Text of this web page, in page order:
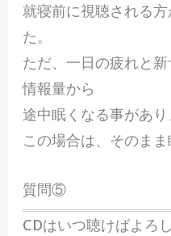
就寝前に視聴される
た。
ただ、一日の疲れと
情報量から
途中眠くなる事があり
この場合は、そのまま
質問⑤
CDはいつ聴けばよろ